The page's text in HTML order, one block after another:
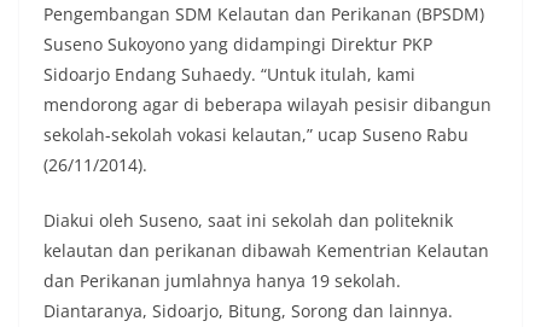
Pengembangan SDM Kelautan dan Perikanan (BPSDM)
Suseno Sukoyono yang didampingi Direktur PKP
Sidoarjo Endang Suhaedy. “Untuk itulah, kami
mendorong agar di beberapa wilayah pesisir dibangun
sekolah-sekolah vokasi kelautan,” ucap Suseno Rabu
(26/11/2014).
Diakui oleh Suseno, saat ini sekolah dan politeknik
kelautan dan perikanan dibawah Kementrian Kelautan
dan Perikanan jumlahnya hanya 19 sekolah.
Diantaranya, Sidoarjo, Bitung, Sorong dan lainnya.